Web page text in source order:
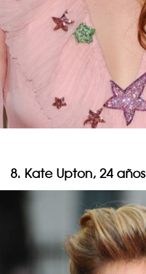
8. Kate Upton, 24 años